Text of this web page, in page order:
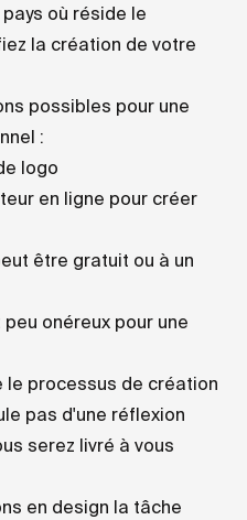
où réside le
la création de votre
possibles pour une
:
logo
en ligne pour créer
être gratuit ou à un
onéreux pour une
le processus de création
pas d'une réflexion
serez livré à vous
en design la tâche